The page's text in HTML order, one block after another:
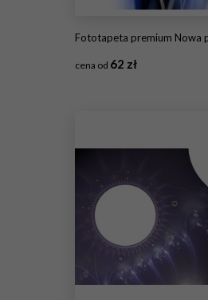
Fototapeta premium Nowa
cena od 62 zł